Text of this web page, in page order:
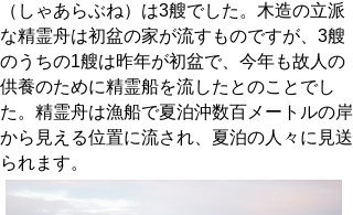
（しゃあらぶね）は3艘でした。木造の立派
な精霊舟は初盆の家が流すものですが、3艘
のうちの1艘は昨年が初盆で、今年も故人の
供養のために精霊船を流したとのことでし
た。精霊舟は漁船で夏泊沖数百メートルの岸
から見える位置に流され、夏泊の人々に見送
られます。